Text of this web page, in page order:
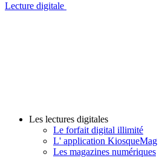
Lecture digitale
Les lectures digitales
Le forfait digital illimité
L' application KiosqueMag
Les magazines numériques